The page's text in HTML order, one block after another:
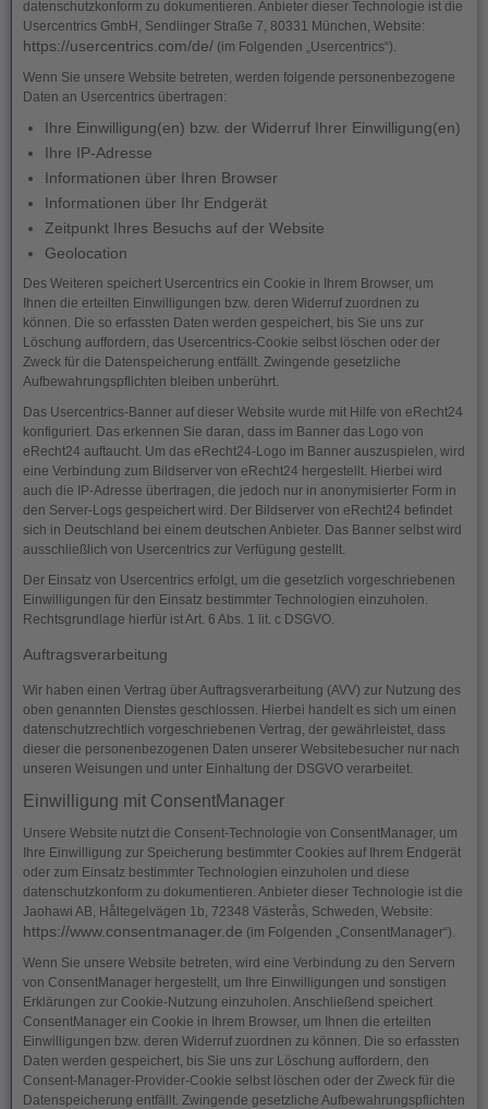
datenschutzkonform zu dokumentieren. Anbieter dieser Technologie ist die
Usercentrics GmbH, Sendlinger Straße 7, 80331 München, Website:
https://usercentrics.com/de/ (im Folgenden „Usercentrics“).
Wenn Sie unsere Website betreten, werden folgende personenbezogene
Daten an Usercentrics übertragen:
Ihre Einwilligung(en) bzw. der Widerruf Ihrer Einwilligung(en)
Ihre IP-Adresse
Informationen über Ihren Browser
Informationen über Ihr Endgerät
Zeitpunkt Ihres Besuchs auf der Website
Geolocation
Des Weiteren speichert Usercentrics ein Cookie in Ihrem Browser, um
Ihnen die erteilten Einwilligungen bzw. deren Widerruf zuordnen zu
können. Die so erfassten Daten werden gespeichert, bis Sie uns zur
Löschung auffordern, das Usercentrics-Cookie selbst löschen oder der
Zweck für die Datenspeicherung entfällt. Zwingende gesetzliche
Aufbewahrungspflichten bleiben unberührt.
Das Usercentrics-Banner auf dieser Website wurde mit Hilfe von eRecht24
konfiguriert. Das erkennen Sie daran, dass im Banner das Logo von
eRecht24 auftaucht. Um das eRecht24-Logo im Banner auszuspielen, wird
eine Verbindung zum Bildserver von eRecht24 hergestellt. Hierbei wird
auch die IP-Adresse übertragen, die jedoch nur in anonymisierter Form in
den Server-Logs gespeichert wird. Der Bildserver von eRecht24 befindet
sich in Deutschland bei einem deutschen Anbieter. Das Banner selbst wird
ausschließlich von Usercentrics zur Verfügung gestellt.
Der Einsatz von Usercentrics erfolgt, um die gesetzlich vorgeschriebenen
Einwilligungen für den Einsatz bestimmter Technologien einzuholen.
Rechtsgrundlage hierfür ist Art. 6 Abs. 1 lit. c DSGVO.
Auftragsverarbeitung
Wir haben einen Vertrag über Auftragsverarbeitung (AVV) zur Nutzung des
oben genannten Dienstes geschlossen. Hierbei handelt es sich um einen
datenschutzrechtlich vorgeschriebenen Vertrag, der gewährleistet, dass
dieser die personenbezogenen Daten unserer Websitebesucher nur nach
unseren Weisungen und unter Einhaltung der DSGVO verarbeitet.
Einwilligung mit ConsentManager
Unsere Website nutzt die Consent-Technologie von ConsentManager, um
Ihre Einwilligung zur Speicherung bestimmter Cookies auf Ihrem Endgerät
oder zum Einsatz bestimmter Technologien einzuholen und diese
datenschutzkonform zu dokumentieren. Anbieter dieser Technologie ist die
Jaohawi AB, Håltegelvägen 1b, 72348 Västerås, Schweden, Website:
https://www.consentmanager.de (im Folgenden „ConsentManager“).
Wenn Sie unsere Website betreten, wird eine Verbindung zu den Servern
von ConsentManager hergestellt, um Ihre Einwilligungen und sonstigen
Erklärungen zur Cookie-Nutzung einzuholen. Anschließend speichert
ConsentManager ein Cookie in Ihrem Browser, um Ihnen die erteilten
Einwilligungen bzw. deren Widerruf zuordnen zu können. Die so erfassten
Daten werden gespeichert, bis Sie uns zur Löschung auffordern, den
Consent-Manager-Provider-Cookie selbst löschen oder der Zweck für die
Datenspeicherung entfällt. Zwingende gesetzliche Aufbewahrungspflichten